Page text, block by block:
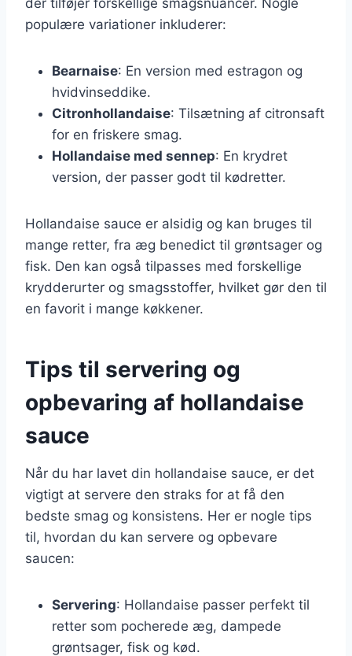
populære variationer inkluderer:
Bearnaise: En version med estragon og
hvidvinseddike.
Citronhollandaise: Tilsætning af citronsaft
for en friskere smag.
Hollandaise med sennep: En krydret
version, der passer godt til kødretter.
Hollandaise sauce er alsidig og kan bruges til
mange retter, fra æg benedict til grøntsager og
fisk. Den kan også tilpasses med forskellige
krydderurter og smagsstoffer, hvilket gør den til
en favorit i mange køkkener.
Tips til servering og
opbevaring af hollandaise
sauce
Når du har lavet din hollandaise sauce, er det
vigtigt at servere den straks for at få den
bedste smag og konsistens. Her er nogle tips
til, hvordan du kan servere og opbevare
saucen:
Servering: Hollandaise passer perfekt til
retter som pocherede æg, dampede
grøntsager, fisk og kød.